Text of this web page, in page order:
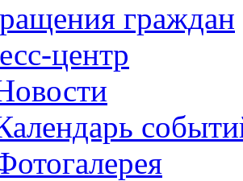
граждан
центр